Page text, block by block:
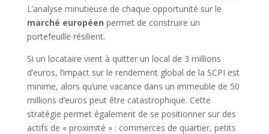
L’analyse minutieuse de chaque opportunité sur le
marché européen permet de construire un
portefeuille résilient.
Si un locataire vient à quitter un local de 3 millions
d’euros, l’impact sur le rendement global de la SCPI est
minime, alors qu’une vacance dans un immeuble de 50
millions d’euros peut être catastrophique. Cette
stratégie permet également de se positionner sur des
actifs de « proximité » : commerces de quartier, petits